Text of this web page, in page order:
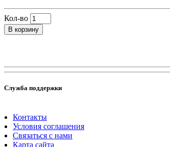
Кол-во
В корзину
Служба поддержки
Контакты
Условия соглашения
Связаться с нами
Карта сайта